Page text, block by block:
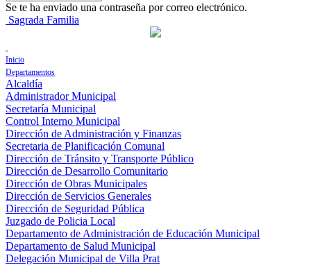
Se te ha enviado una contraseña por correo electrónico.
Sagrada Familia
Inicio
Departamentos
Alcaldía
Administrador Municipal
Secretaría Municipal
Control Interno Municipal
Dirección de Administración y Finanzas
Secretaria de Planificación Comunal
Dirección de Tránsito y Transporte Público
Dirección de Desarrollo Comunitario
Dirección de Obras Municipales
Dirección de Servicios Generales
Dirección de Seguridad Pública
Juzgado de Policia Local
Departamento de Administración de Educación Municipal
Departamento de Salud Municipal
Delegación Municipal de Villa Prat